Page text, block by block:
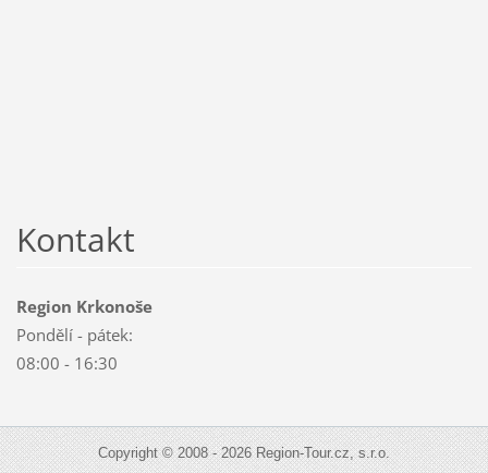
Kontakt
Region Krkonoše
Pondělí - pátek:
08:00 - 16:30
Copyright © 2008 - 2026 Region-Tour.cz, s.r.o.